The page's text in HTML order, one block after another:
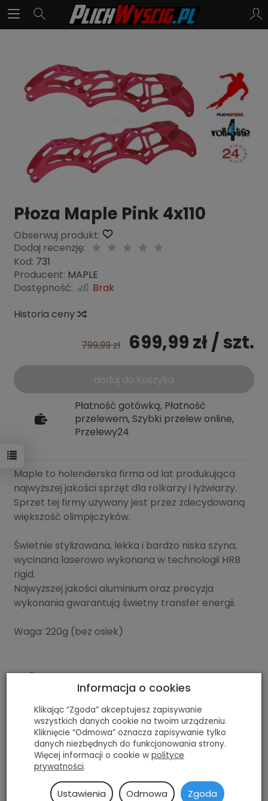
Płoza Maple Pink 4x110
Obserwuj produkt:
Dodaj recenzję:
Kod: 731
Producent: MAPLE
Dostępność:
Brak
Historia ceny
799,99 zł 699,99 zł/ szt.
dodaj do koszyka
Płatność gotówką, Płatność
przelewem, Szybki przelew online,
Przelewy24
Maple to holenderska firma od lat produkująca
najwyższej jakości sprzęt dla rolkarzy i łyżwiarzy.
Sprzet tej firmy używany jest przez zdecydowaną
większość olimpijczyków.
Świetnie stylizowana, lekka i bardzo niska szyna,
wycinana laserowo wykonana w technologii HRB
rigid.
Najwyższej jakości aluminium oraz precyzja
wykonania gwarantują świetny transfer energii.
Waga: 220g (bez osiek)
Polecamy
Informacja o cookies
Klikając “Zgoda” akceptujesz zapisywanie
wszystkich danych cookie na twoim urządzeniu.
Kliknięcie “Odmowa” oznacza zapisywanie tylko
danych niezbędnych do funkcjonowania strony.
Więcej informacji o cookie w polityce
prywatności.
Ustawienia Odmowa Zgoda